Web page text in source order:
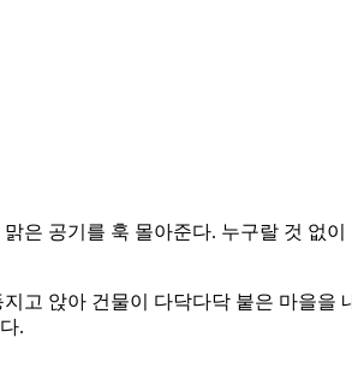
은 공기를 훅 몰아준다. 누구랄 것 없
고 앉아 건물이 다닥다닥 붙은 마을을
.